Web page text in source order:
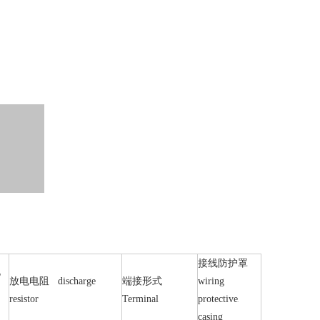
放电电阻 discharge
resistor
端接形式
Terminal
接线防护罩
wiring
protective
casing